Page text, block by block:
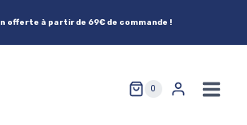
offerte à partir de 69€ de commande !
0